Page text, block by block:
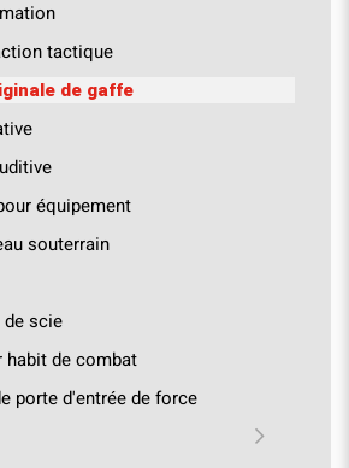
tactique
de gaffe
équipement
souterrain
scie
habit de combat
porte d'entrée de force